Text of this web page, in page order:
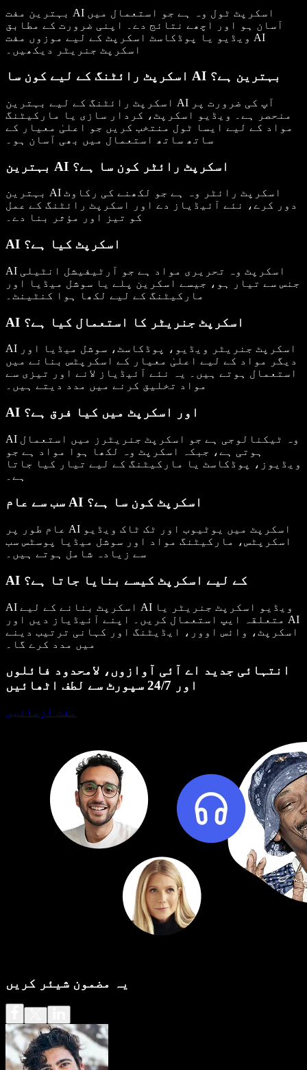
بہترین مفت AI اسکرپٹ ٹول وہ ہے جو استعمال میں
آسان ہو اور اچھے نتائج دے۔ اپنی ضرورت کے مطابق
ویڈیو یا پوڈکاسٹ اسکرپٹ کے لیے موزوں مفت AI
اسکرپٹ جنریٹر دیکھیں۔
اسکرپٹ رائٹنگ کے لیے کون سا AI بہترین ہے؟
اسکرپٹ رائٹنگ کے لیے بہترین AI آپ کی ضرورت پر
منحصر ہے۔ ویڈیو اسکرپٹ، کردار سازی یا مارکیٹنگ
مواد کے لیے ایسا ٹول منتخب کریں جو اعلیٰ معیار کے
ساتھ ساتھ استعمال میں بھی آسان ہو۔
بہترین AI اسکرپٹ رائٹر کون سا ہے؟
بہترین AI اسکرپٹ رائٹر وہ ہے جو لکھنے کی رکاوٹ
دور کرے، نئے آئیڈیاز دے اور اسکرپٹ رائٹنگ کے عمل
کو تیز اور مؤثر بنا دے۔
AI اسکرپٹ کیا ہے؟
AI اسکرپٹ وہ تحریری مواد ہے جو آرٹیفیشل انٹیلی
جنس سے تیار ہو، جیسے اسکرین پلے یا سوشل میڈیا اور
مارکیٹنگ کے لیے لکھا ہوا کنٹینٹ۔
AI اسکرپٹ جنریٹر کا استعمال کیا ہے؟
AI اسکرپٹ جنریٹر ویڈیو، پوڈکاسٹ، سوشل میڈیا اور
دیگر مواد کے لیے اعلیٰ معیار کے اسکرپٹس بنانے میں
استعمال ہوتے ہیں۔ یہ نئے آئیڈیاز لانے اور تیزی سے
مواد تخلیق کرنے میں مدد دیتے ہیں۔
AI اور اسکرپٹ میں کیا فرق ہے؟
AI وہ ٹیکنالوجی ہے جو اسکرپٹ جنریٹرز میں استعمال
ہوتی ہے، جبکہ اسکرپٹ وہ لکھا ہوا مواد ہے جو
ویڈیوز، پوڈکاسٹ یا مارکیٹنگ کے لیے تیار کیا جاتا
ہے۔
سب سے عام AI اسکرپٹ کون سا ہے؟
عام طور پر AI اسکرپٹ میں یوٹیوب اور ٹک ٹاک ویڈیو
اسکرپٹس، مارکیٹنگ مواد اور سوشل میڈیا پوسٹس سب
سے زیادہ شامل ہوتے ہیں۔
AI کے لیے اسکرپٹ کیسے بنایا جاتا ہے؟
AI اسکرپٹ بنانے کے لیے AI ویڈیو اسکرپٹ جنریٹر یا
متعلقہ ایپ استعمال کریں۔ اپنے آئیڈیاز دیں اور AI
اسکرپٹ، وائس اوور، ایڈیٹنگ اور کہانی ترتیب دینے
میں مدد کرے گا۔
انتہائی جدید اے آئی آوازوں، لامحدود فائلوں
اور 24/7 سپورٹ سے لطف اٹھائیں
مفت آزمائیں
یہ مضمون شیئر کریں